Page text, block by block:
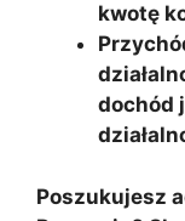
kwotę
dochód
Poszukujesz